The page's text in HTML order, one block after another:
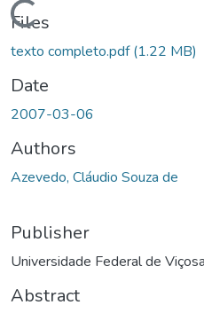
Loading...
Files
texto completo.pdf(1.22 MB)
Date
2007-03-06
Authors
Azevedo, Cláudio Souza de
Publisher
Universidade Federal de Viçosa
Abstract